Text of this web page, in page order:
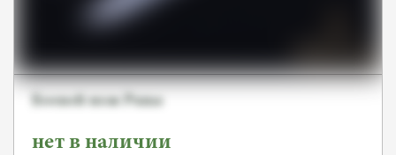
Боевой нож Puma
нет в наличии